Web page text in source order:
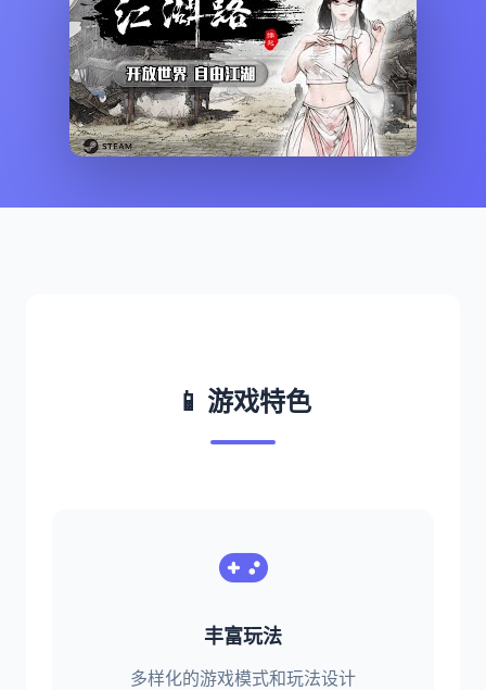
📱 游戏特色
丰富玩法
多样化的游戏模式和玩法设计